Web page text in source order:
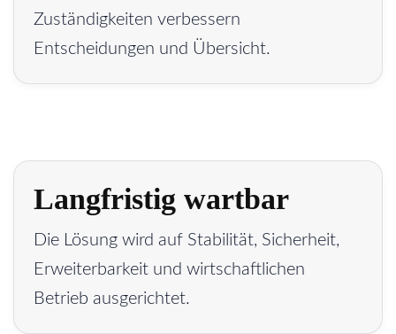
Zuständigkeiten verbessern
Entscheidungen und Übersicht.
Langfristig wartbar
Die Lösung wird auf Stabilität, Sicherheit,
Erweiterbarkeit und wirtschaftlichen
Betrieb ausgerichtet.